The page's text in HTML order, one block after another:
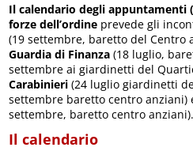
Il calendario degli appuntamenti
forze dell’ordine prevede gli
(19 settembre, baretto del Centro
Guardia di Finanza (18 luglio,
settembre ai giardinetti del
Carabinieri (24 luglio giardinetti
settembre baretto centro anziani)
settembre, baretto centro anziani).
Il calendario